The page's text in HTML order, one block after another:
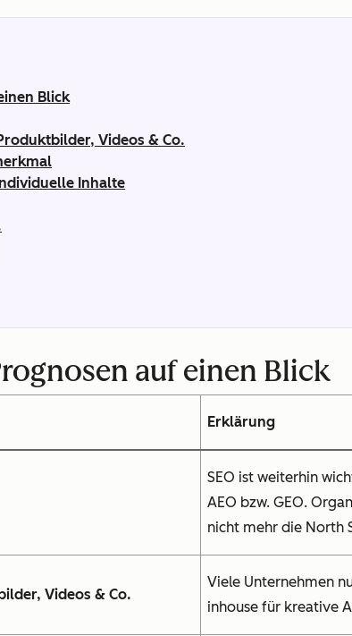
Blick
Videos & Co.
Inhalte
auf einen Blick
Erklärung
SEO ist weiterhin
AEO bzw. GEO.
nicht mehr die North
Videos & Co.
Viele Unternehmen
inhouse für kreative